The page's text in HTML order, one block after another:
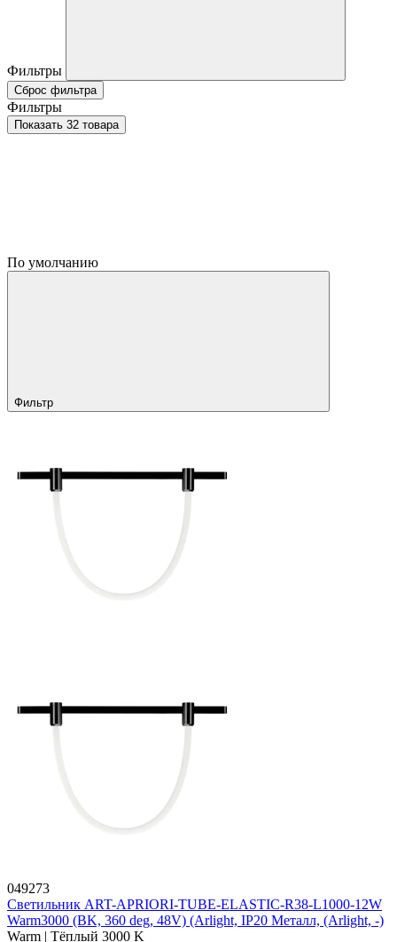
Фильтры
Сброс фильтра
Фильтры
Показать 32 товара
По умолчанию
Фильтр
049273
Светильник ART-APRIORI-TUBE-ELASTIC-R38-L1000-12W
Warm3000 (BK, 360 deg, 48V) (Arlight, IP20 Металл, (Arlight, -)
Warm | Тёплый 3000 K